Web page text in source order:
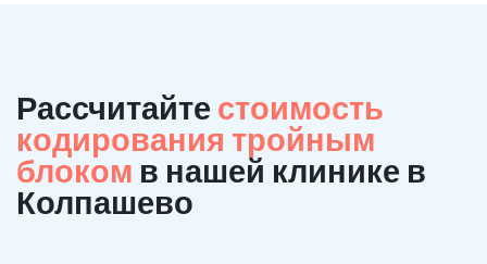
Рассчитайте стоимость
кодирования тройным
блоком в нашей клинике в
Колпашево